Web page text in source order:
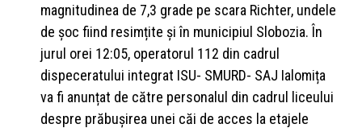
magnitudinea de 7,3 grade pe scara Richter, undele
de șoc fiind resimțite și în municipiul Slobozia. În
jurul orei 12:05, operatorul 112 din cadrul
dispeceratului integrat ISU- SMURD- SAJ Ialomița
va fi anunțat de către personalul din cadrul liceului
despre prăbușirea unei căi de acces la etajele